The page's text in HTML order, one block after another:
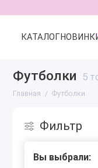
КАТАЛОГ
Футболки 5
Главная Футболки
Фильтр
Вы выбрали: